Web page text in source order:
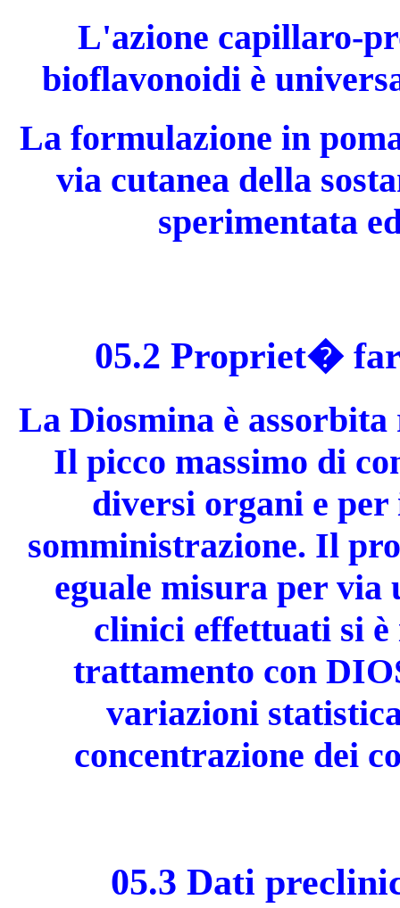
L'azione capillaro-
bioflavonoidi è
La formulazione in
via cutanea della
sperimentata
05.2 Propriet�
La Diosmina è
Il picco massimo di
diversi organi e
somministrazione. Il
eguale misura per
clinici effettuati si è
trattamento con
variazioni
concentrazione dei
05.3 Dati